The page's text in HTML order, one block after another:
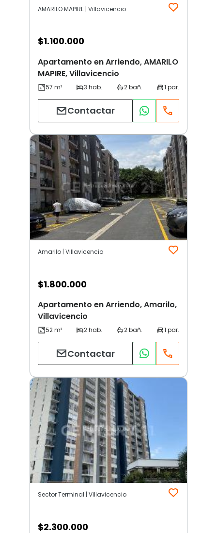
AMARILO MAPIRE | Villavicencio
$1.100.000
Apartamento en Arriendo, AMARILO
MAPIRE, Villavicencio
Contactar
Amarilo | Villavicencio
$1.800.000
Apartamento en Arriendo, Amarilo,
Villavicencio
Contactar
Sector Terminal | Villavicencio
$2.300.000